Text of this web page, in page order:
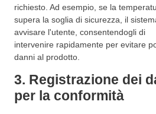
richiesto. Ad esempio, se la
supera la soglia di sicurezza, il
avvisare l'utente, consentendogli di
intervenire rapidamente per evitare
danni al prodotto.
3. Registrazione dei
per la conformità